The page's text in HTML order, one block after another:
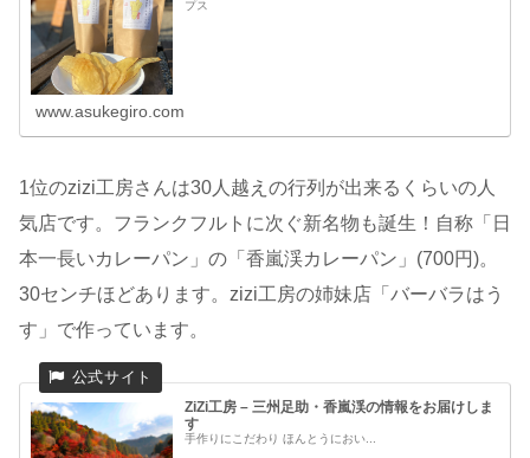
プス
www.asukegiro.com
1位のzizi工房さんは30人越えの行列が出来るくらいの人
気店です。フランクフルトに次ぐ新名物も誕生！自称「日
本一長いカレーパン」の「香嵐渓カレーパン」(700円)。
30センチほどあります。zizi工房の姉妹店「バーバラはう
す」で作っています。
ZiZi工房 – 三州足助・香嵐渓の情報をお届けしま
す
手作りにこだわり ほんとうにおい...